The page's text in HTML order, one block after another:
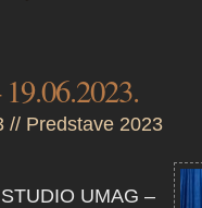
// Predstave 2023
UMAG –